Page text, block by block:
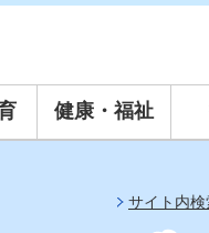
健康・福祉
サイト内